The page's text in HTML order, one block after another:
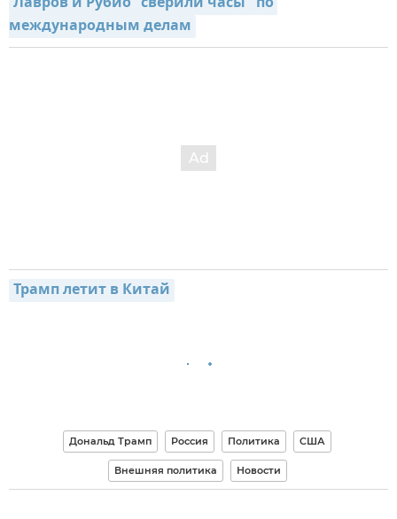
международным делам
Трамп летит в Китай
Дональд Трамп Россия Политика США
Внешняя политика Новости